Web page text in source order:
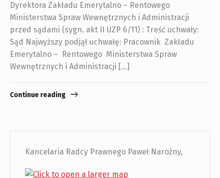
Dyrektora Zakładu Emerytalno – Rentowego
Ministerstwa Spraw Wewnętrznych i Administracji
przed sądami (sygn. akt II UZP 6/11) : Treść uchwały:
Sąd Najwyższy podjął uchwałę: Pracownik Zakładu
Emerytalno – Rentowego Ministerstwa Spraw
Wewnętrznych i Administracji […]
Continue reading
Kancelaria Radcy Prawnego Paweł Narożny,